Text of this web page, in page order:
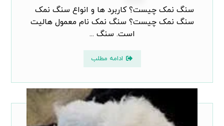
سنگ نمک چیست؟ کاربرد ها و انواع سنگ نمک
سنگ نمک چیست؟ سنگ نمک نام معمول هالیت
است. سنگ ...
ادامه مطلب